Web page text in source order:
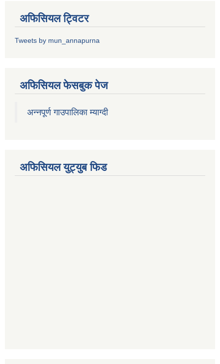
अफिसियल ट्विटर
Tweets by mun_annapurna
अफिसियल फेसबुक पेज
अन्नपूर्ण गाउपालिका म्याग्दी
अफिसियल युट्युब फिड